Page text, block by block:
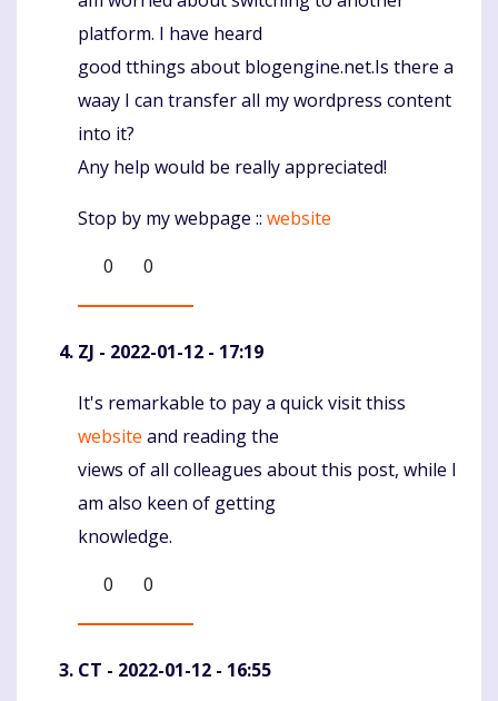
platform. I have heard
good tthings about blogengine.net.Is there a
waay I can transfer all my wordpress content
into it?
Any help would be really appreciated!
Stop by my webpage :: website
0
0
ZJ - 2022-01-12 - 17:19
Komentaras
It's remarkable to pay a quick visit thiss
website and reading the
views of all colleagues about this post, while I
am also keen of getting
knowledge.
0
0
CT - 2022-01-12 - 16:55